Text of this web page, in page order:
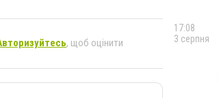
, щоб оцінити
17:08
3 серпня